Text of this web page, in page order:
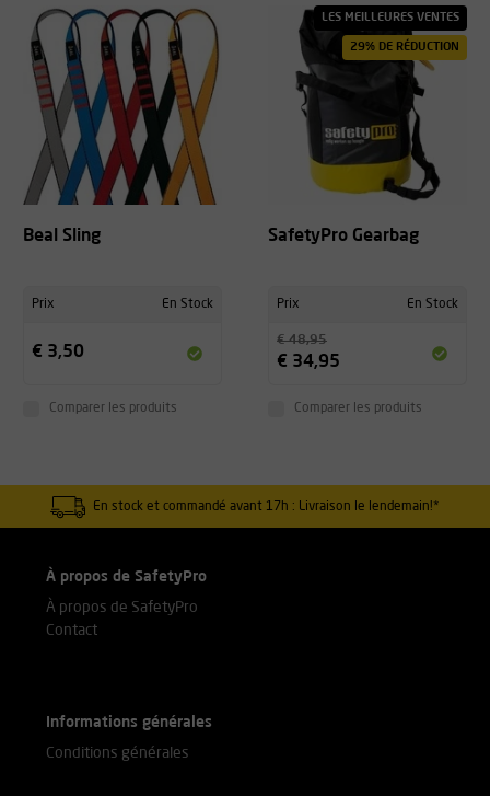
Beal Sling
Prix En Stock
€ 3,50
Comparer les produits
LES MEILLEURES VENTES
29% DE RÉDUCTION
SafetyPro Gearbag
Prix En Stock
€ 48,95
€ 34,95
Comparer les produits
En stock et commandé avant 17h : Livraison le lendemain!*
À propos de SafetyPro
À propos de SafetyPro
Contact
Informations générales
Conditions générales